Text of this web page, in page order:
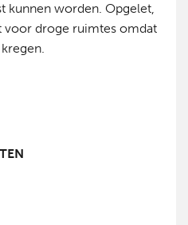
kunnen worden. Opgelet,
voor droge ruimtes omdat